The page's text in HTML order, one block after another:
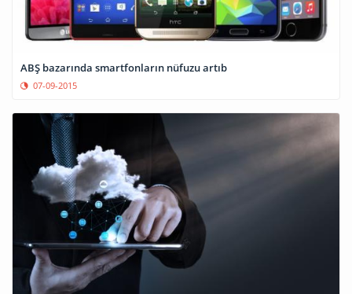
ABŞ bazarında smartfonların nüfuzu artıb
07-09-2015